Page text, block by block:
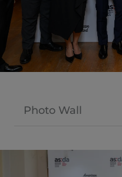
Photo Wall